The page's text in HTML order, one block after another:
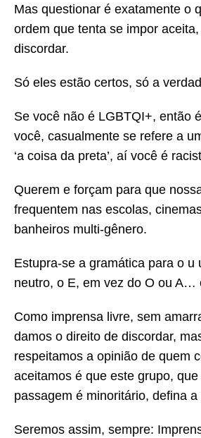
Mas questionar é exatamente o
ordem que tenta se impor
discordar.
Só eles estão certos, só a
Se você não é LGBTQI+, então
você, casualmente se refere a
‘a coisa da preta’, aí você é
Querem e forçam para que
frequentem nas escolas,
banheiros multi-gênero.
Estupra-se a gramática para o u
neutro, o E, em vez do O ou A…
Como imprensa livre, sem
damos o direito de discordar,
respeitamos a opinião de quem
aceitamos é que este grupo,
passagem é minoritário, defina
Seremos assim, sempre: